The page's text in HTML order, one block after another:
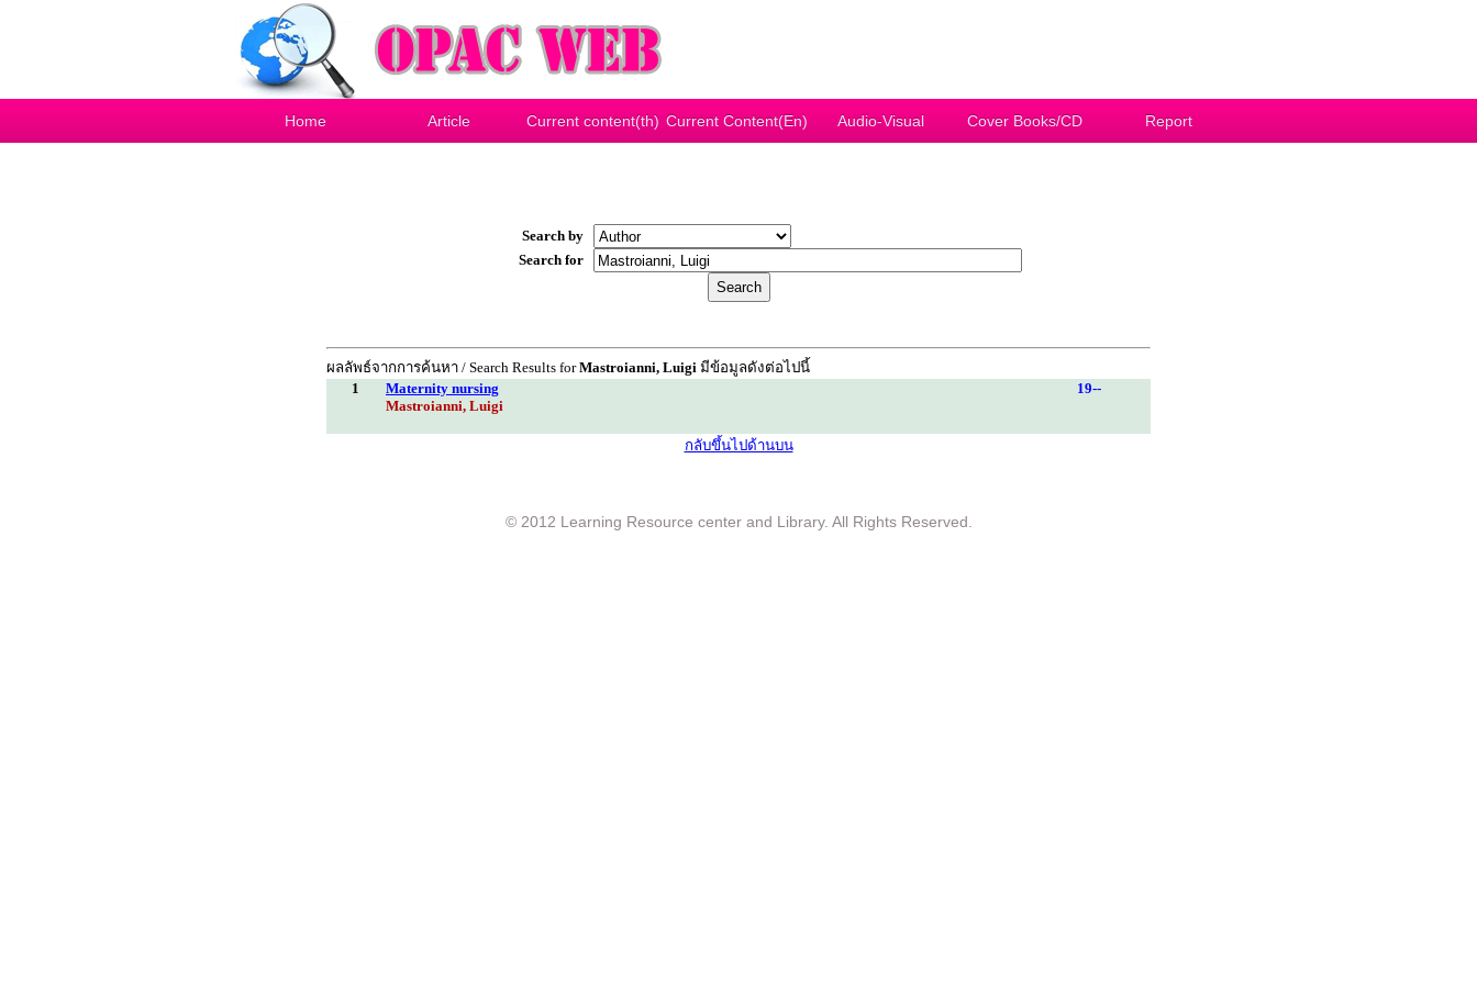
Home Article Current content(th) Current Content(En) Audio-Visual Cover Books/CD Report
Search by
Search for
ผลลัพธ์จากการค้นหา / Search Results forMastroianni, Luigi มีข้อมูลดังต่อไปนี้
1
Maternity nursing
Mastroianni, Luigi
19--
กลับขึ้นไปด้านบน
© 2012 Learning Resource center and Library. All Rights Reserved.